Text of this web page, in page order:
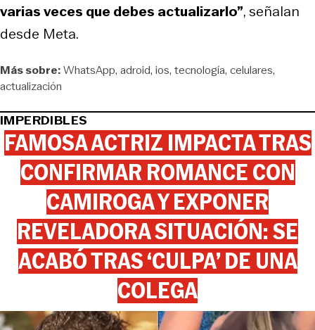
varias veces que debes actualizarlo”, señalan
desde Meta.
Más sobre:WhatsApp adroid ios tecnología celulares
actualización
IMPERDIBLES
FAMOSA ACTRIZ IMPACTA TRAS
CONFIRMAR ROMANCE CON
CAMIROGA Y EXPONER
REVELADORA SITUACIÓN: SE
ACABÓ TRAS ‘CULPA’ DE UNA
COLEGA